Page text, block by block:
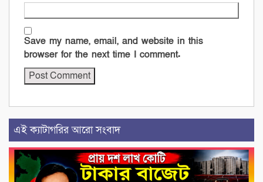
Save my name, email, and website in this
browser for the next time I comment.
এই ক্যাটাগরির আরো সংবাদ